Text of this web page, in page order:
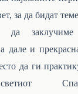
за да бидат
да
дале и
да ги